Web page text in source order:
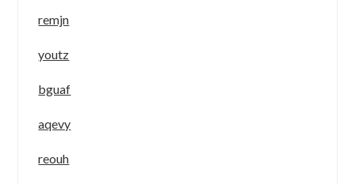
remjn
youtz
bguaf
aqevy
reouh